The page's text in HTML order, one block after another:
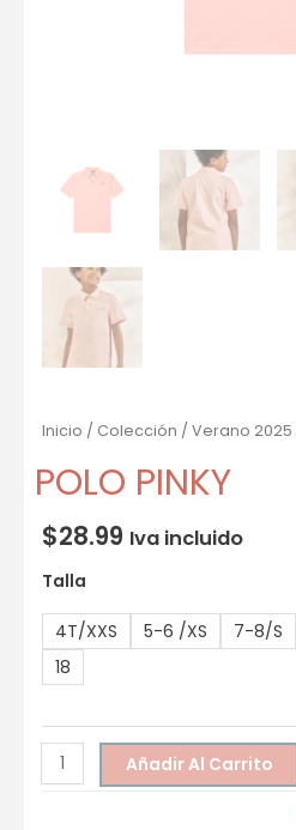
Inicio / Colección / Verano 2025
POLO PINKY
$28.99 Iva incluido
Talla
4T/XXS 5-6 /XS 7-8/S
18
Añadir Al Carrito